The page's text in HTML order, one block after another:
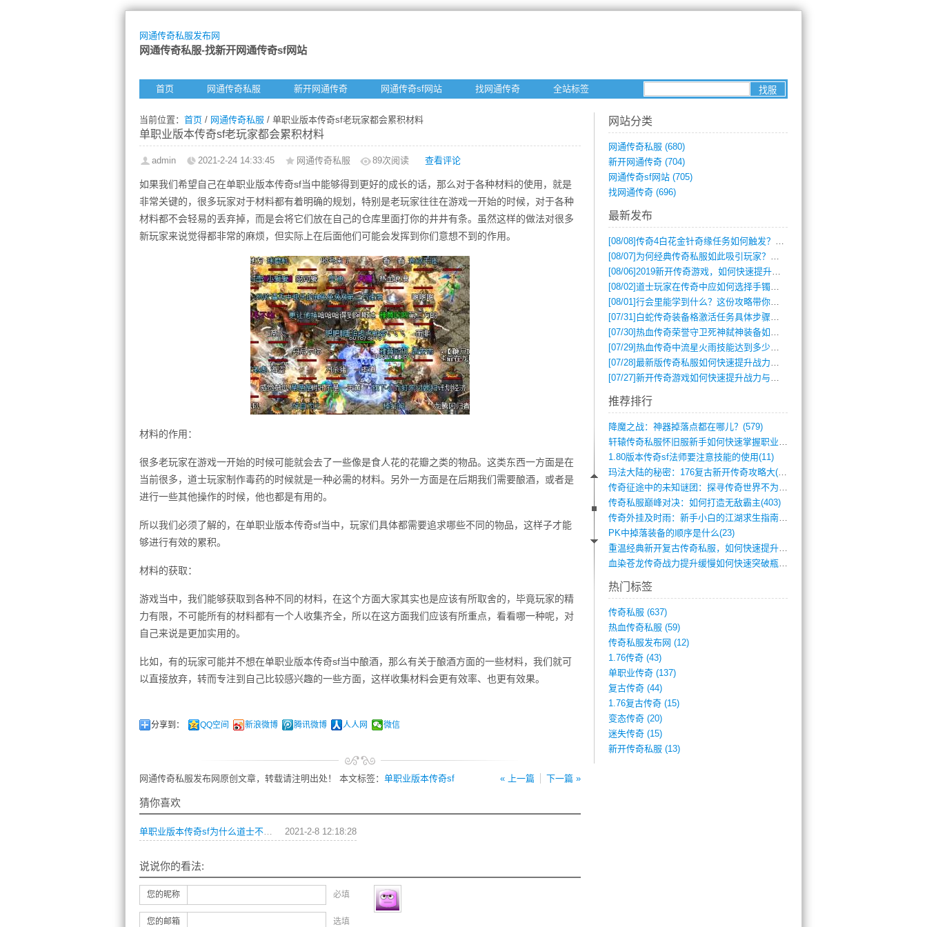
网通传奇私服发布网
网通传奇私服-找新开网通传奇sf网站
首页 网通传奇私服 新开网通传奇 网通传奇sf网站 找网通传奇 全站标签
当前位置： 首页 / 网通传奇私服 / 单职业版本传奇sf老玩家都会累积材料
单职业版本传奇sf老玩家都会累积材料
admin 2021-2-24 14:33:45 网通传奇私服 89次阅读 查看评论
如果我们希望自己在单职业版本传奇sf当中能够得到更好的成长的话，那么对于各种材料的使用，就是
非常关键的，很多玩家对于材料都有着明确的规划，特别是老玩家往往在游戏一开始的时候，对于各种
材料都不会轻易的丢弃掉，而是会将它们放在自己的仓库里面打你的井井有条。虽然这样的做法对很多
新玩家来说觉得都非常的麻烦，但实际上在后面他们可能会发挥到你们意想不到的作用。
材料的作用：
很多老玩家在游戏一开始的时候可能就会去了一些像是食人花的花瓣之类的物品。这类东西一方面是在
当前很多，道士玩家制作毒药的时候就是一种必需的材料。另外一方面是在后期我们需要酿酒，或者是
进行一些其他操作的时候，他也都是有用的。
所以我们必须了解的，在单职业版本传奇sf当中，玩家们具体都需要追求哪些不同的物品，这样子才能
够进行有效的累积。
材料的获取：
游戏当中，我们能够获取到各种不同的材料，在这个方面大家其实也是应该有所取舍的，毕竟玩家的精
力有限，不可能所有的材料都有一个人收集齐全，所以在这方面我们应该有所重点，看看哪一种呢，对
自己来说是更加实用的。
比如，有的玩家可能并不想在单职业版本传奇sf当中酿酒，那么有关于酿酒方面的一些材料，我们就可
以直接放弃，转而专注到自己比较感兴趣的一些方面，这样收集材料会更有效率、也更有效果。
分享到： QQ空间 新浪微博 腾讯微博 人人网 微信
« 上一篇 下一篇 »
网通传奇私服发布网原创文章，转载请注明出处！ 本文标签： 单职业版本传奇sf
猜你喜欢
2021-2-8 12:18:28
单职业版本传奇sf为什么道士不需要特戒
说说你的看法:
您的昵称 必填
您的邮箱 选填
网站分类
网通传奇私服 (680)
新开网通传奇 (704)
网通传奇sf网站 (705)
找网通传奇 (696)
最新发布
[08/08]传奇4白花金针奇缘任务如何触发？完整攻略解析
[08/07] 为何经典传奇私服如此吸引玩家？深度攻略解析
[08/06]2019新开传奇游戏，如何快速提升角色等级？
[08/02]道士玩家在传奇中应如何选择手镯装备？
[08/01]行会里能学到什么？这份攻略带你全掌握
[07/31] 白蛇传奇装备格激活任务具体步骤是什么？如何完成？
[07/30]热血传奇荣誉守卫死神弑神装备如何获取与佩戴攻略？
[07/29]热血传奇中流星火雨技能达到多少级可以开始练装备？
[07/28]最新版传奇私服如何快速提升战力与获取稀有装备？
[07/27]新开传奇游戏如何快速提升战力与获取稀有装备？
推荐排行
降魔之战：神器掉落点都在哪儿？(579)
轩辕传奇私服怀旧服新手如何快速掌握职业选(993)
1.80版本传奇sf法师要注意技能的使用(11)
玛法大陆的秘密：176复古新开传奇攻略大(486)
传奇征途中的未知谜团：探寻传奇世界不为人(595)
传奇私服巅峰对决：如何打造无敌霸主(403)
传奇外挂及时雨：新手小白的江湖求生指南(802)
PK中掉落装备的顺序是什么(23)
重温经典新开复古传奇私服，如何快速提升等(392)
血染苍龙传奇战力提升缓慢如何快速突破瓶颈(654)
热门标签
传奇私服 (637)
热血传奇私服 (59)
传奇私服发布网 (12)
1.76传奇 (43)
单职业传奇 (137)
复古传奇 (44)
1.76复古传奇 (15)
变态传奇 (20)
迷失传奇 (15)
新开传奇私服 (13)